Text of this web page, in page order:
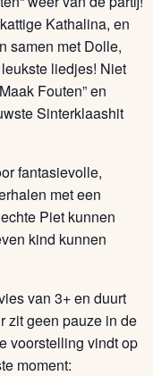
Kathalina, en
samen met Dolle,
liedjes! Niet
Fouten” en
Sinterklaashit
fantasievolle,
met een
Piet kunnen
kind kunnen
van 3+ en duurt
zit geen pauze in de
voorstelling vindt op
moment: